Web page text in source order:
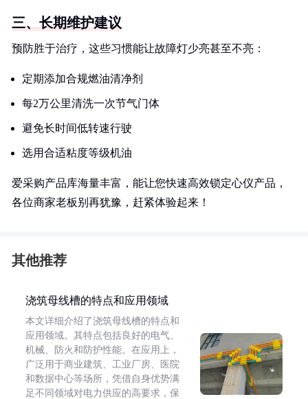
三、长期维护建议
预防胜于治疗，这些习惯能让故障灯少亮甚至不亮：
定期添加合规燃油清净剂
每2万公里清洗一次节气门体
避免长时间低转速行驶
选用合适粘度等级机油
爱采购产品库海量丰富，能让您快速高效锁定心仪产品，
各位商家老板别再犹豫，赶紧体验起来！
其他推荐
浇筑母线槽的特点和应用领域
本文详细介绍了浇筑母线槽的特点和
应用领域。其特点包括良好的电气、
机械、防火和防护性能。在应用上，
广泛用于商业建筑、工业厂房、医院
和数据中心等场所，凭借自身优势满
足不同领域对电力供应的高要求，保